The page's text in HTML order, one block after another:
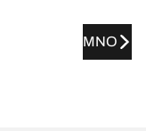
MNO